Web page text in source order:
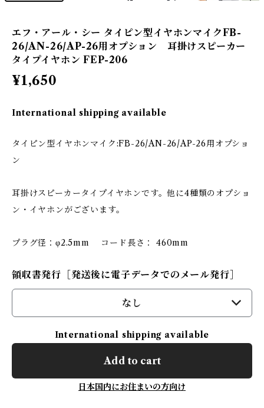
エフ・アール・シー タイピン型イヤホンマイクFB-
26/AN-26/AP-26用オプション 耳掛けスピーカー
タイプイヤホン FEP-206
¥1,650
International shipping available
タイピン型イヤホンマイク:FB-26/AN-26/AP-26用オプショ
ン
耳掛けスピーカータイプイヤホンです。他に4種類のオプショ
ン・イヤホンがございます。
プラグ径：φ2.5mm コード長さ： 460mm
領収書発行［発送後に電子データでのメール発行］
なし
International shipping available
Add to cart
日本国内にお住まいの方向け